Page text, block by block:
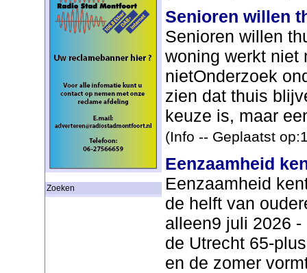
Zoeken
Senioren willen
Senioren willen
woning werkt niet
nietOnderzoek
zien dat thuis
keuze is, maar
(Info -- Geplaatst
Eenzaamheid
Eenzaamheid
de helft van
alleen9 juli 2026
de Utrecht 65-
en de zomer